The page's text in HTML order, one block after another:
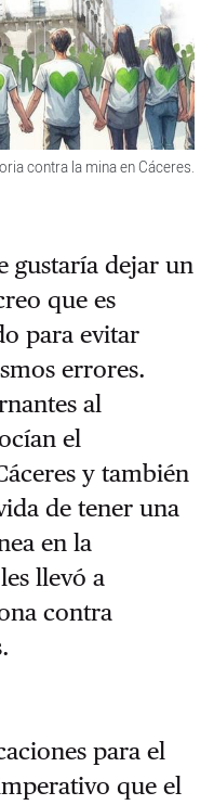
contra la mina en Cáceres.
gustaría dejar un
que es
para evitar
errores.
al
el
y también
de tener una
en la
llevó a
contra
para el
que el